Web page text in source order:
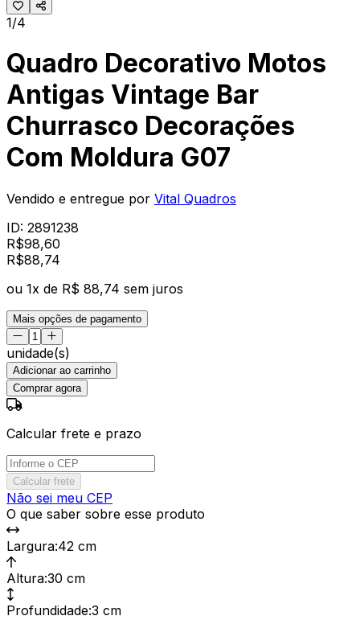
1/4
Quadro Decorativo Motos
Antigas Vintage Bar
Churrasco Decorações
Com Moldura G07
Vendido e entregue por Vital Quadros
ID: 2891238
R$98,60
R$88,74
ou 1x de R$ 88,74 sem juros
Mais opções de pagamento
unidade(s)
Adicionar ao carrinho
Comprar agora
Calcular frete e prazo
Calcular frete
Não sei meu CEP
O que saber sobre esse produto
Largura:42 cm
Altura:30 cm
Profundidade:3 cm